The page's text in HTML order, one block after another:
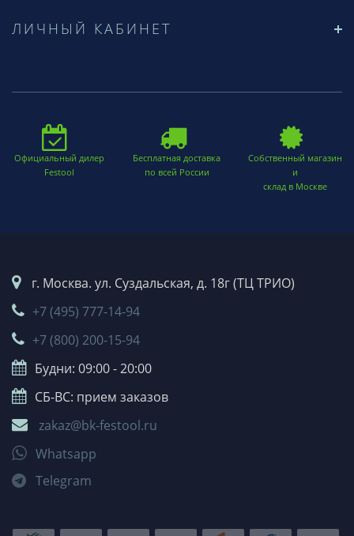
ЛИЧНЫЙ КАБИНЕТ
Официальный дилер
Festool
Бесплатная доставка
по всей России
Собственный магазин
и
склад в Москве
г. Москва. ул. Суздальская, д. 18г (ТЦ ТРИО)
+7 (495) 777-14-94
+7 (800) 200-15-94
Будни: 09:00 - 20:00
СБ-ВС: прием заказов
zakaz@bk-festool.ru
Whatsapp
Telegram